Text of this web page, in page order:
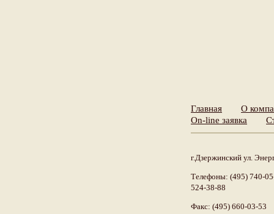
Главная
О
On-line заявка
г.Дзержинский ул.
Телефоны: (495) 740-
524-38-88
Факс: (495) 660-03-53